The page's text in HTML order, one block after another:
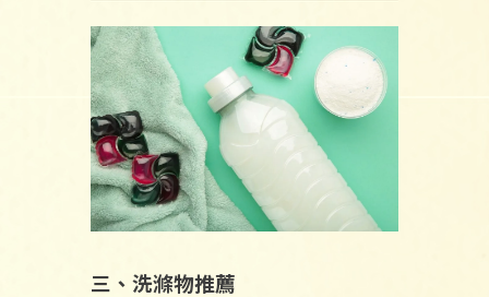
三、洗滌物推薦